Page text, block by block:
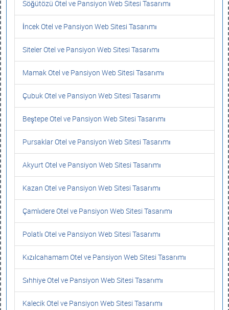
Söğütözü Otel ve Pansiyon Web Sitesi Tasarımı
İncek Otel ve Pansiyon Web Sitesi Tasarımı
Siteler Otel ve Pansiyon Web Sitesi Tasarımı
Mamak Otel ve Pansiyon Web Sitesi Tasarımı
Çubuk Otel ve Pansiyon Web Sitesi Tasarımı
Beştepe Otel ve Pansiyon Web Sitesi Tasarımı
Pursaklar Otel ve Pansiyon Web Sitesi Tasarımı
Akyurt Otel ve Pansiyon Web Sitesi Tasarımı
Kazan Otel ve Pansiyon Web Sitesi Tasarımı
Çamlıdere Otel ve Pansiyon Web Sitesi Tasarımı
Polatlı Otel ve Pansiyon Web Sitesi Tasarımı
Kızılcahamam Otel ve Pansiyon Web Sitesi Tasarımı
Sıhhiye Otel ve Pansiyon Web Sitesi Tasarımı
Kalecik Otel ve Pansiyon Web Sitesi Tasarımı